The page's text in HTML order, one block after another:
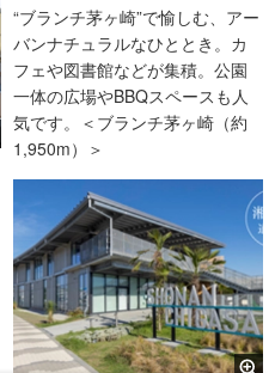
“ブランチ茅ヶ崎”で愉しむ、アー
バンナチュラルなひととき。カ
フェや図書館などが集積。公園
一体の広場やBBQスペースも人
気です。＜ブランチ茅ヶ崎（約
1,950m）＞